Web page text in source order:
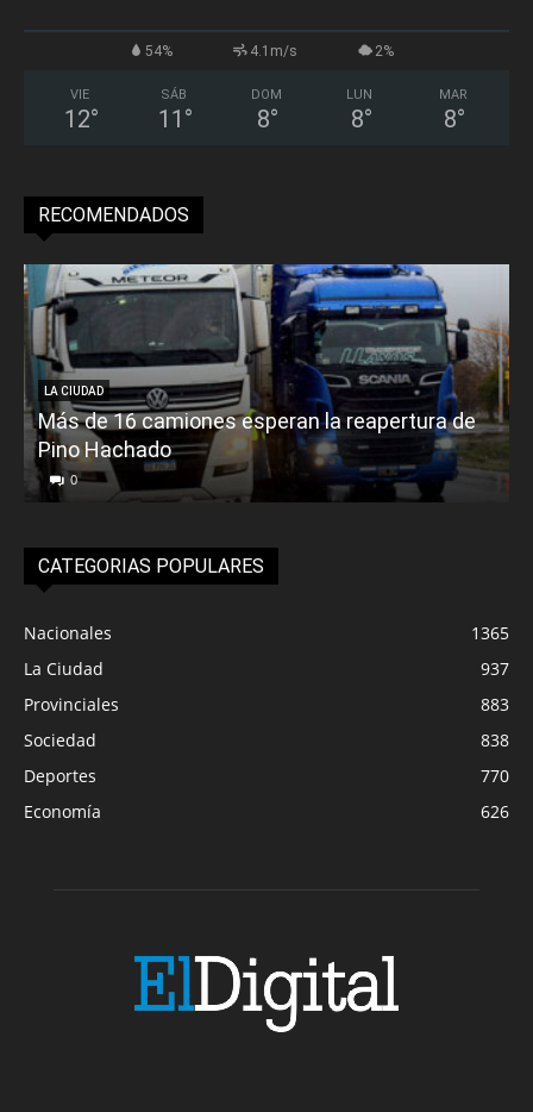
54% 4.1m/s 2%
VIE
12°
SÁB
11 °
DOM
8°
LUN
8°
MAR
8°
RECOMENDADOS
LA CIUDAD
Más de 16 camiones esperan la reapertura de
Pino Hachado
0
CATEGORIAS POPULARES
Nacionales
1365
La Ciudad
937
Provinciales
883
Sociedad
838
Deportes
770
Economía
626